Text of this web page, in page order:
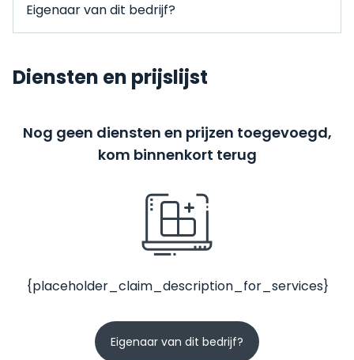
Eigenaar van dit bedrijf?
Diensten en prijslijst
Nog geen diensten en prijzen toegevoegd,
kom binnenkort terug
{placeholder_claim_description_for_services}
Eigenaar van dit bedrijf?